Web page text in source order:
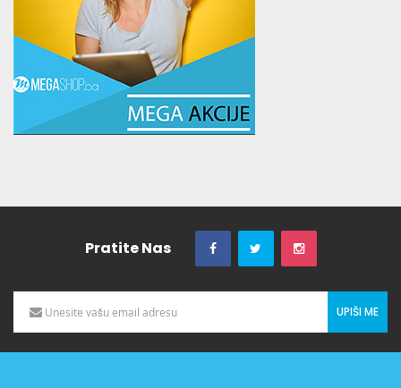
Pratite Nas
UPIŠI ME